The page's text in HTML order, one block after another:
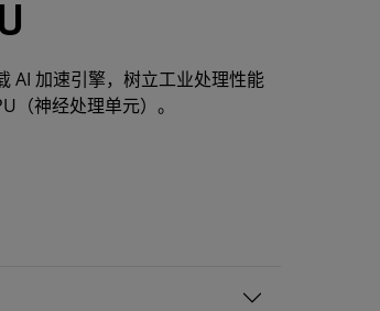
AI 加速引擎，树立工业处理性能
（神经处理单元）。